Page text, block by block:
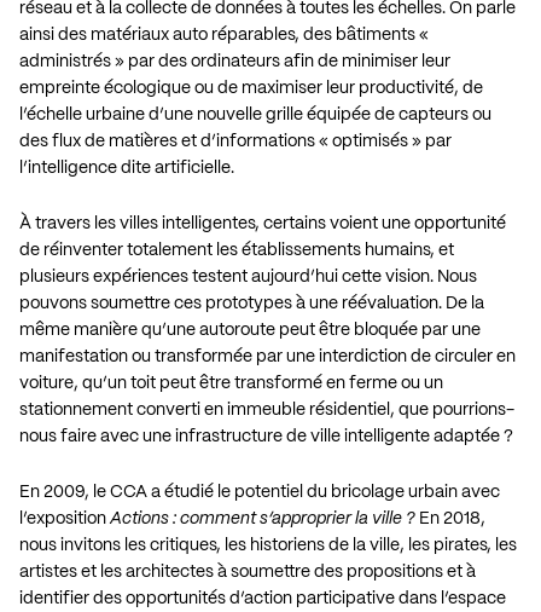
réseau et à la collecte de données à toutes les échelles. On parle
ainsi des matériaux auto réparables, des bâtiments «
administrés » par des ordinateurs afin de minimiser leur
empreinte écologique ou de maximiser leur productivité, de
l’échelle urbaine d’une nouvelle grille équipée de capteurs ou
des flux de matières et d’informations « optimisés » par
l’intelligence dite artificielle.
À travers les villes intelligentes, certains voient une opportunité
de réinventer totalement les établissements humains, et
plusieurs expériences testent aujourd’hui cette vision. Nous
pouvons soumettre ces prototypes à une réévaluation. De la
même manière qu’une autoroute peut être bloquée par une
manifestation ou transformée par une interdiction de circuler en
voiture, qu’un toit peut être transformé en ferme ou un
stationnement converti en immeuble résidentiel, que pourrions-
nous faire avec une infrastructure de ville intelligente adaptée ?
En 2009, le CCA a étudié le potentiel du bricolage urbain avec
l’exposition Actions : comment s’approprier la ville ? En 2018,
nous invitons les critiques, les historiens de la ville, les pirates, les
artistes et les architectes à soumettre des propositions et à
identifier des opportunités d’action participative dans l’espace